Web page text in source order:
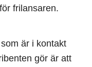
frilansaren.
är i kontakt
gör är att